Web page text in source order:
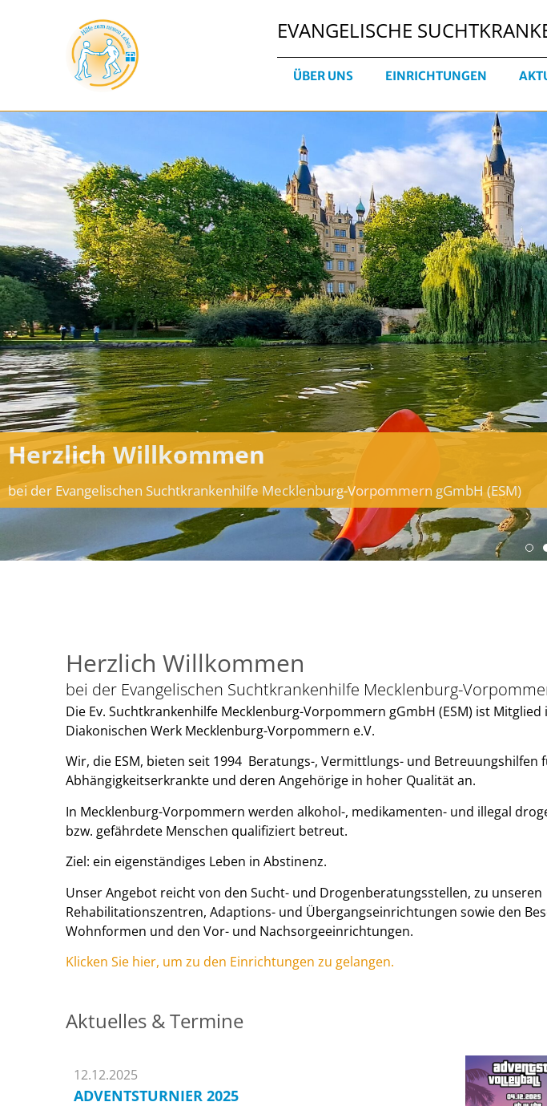
EVANGELISCHE
ÜBER UNS EINRICHTUNGEN
Herzlich Willkommen
bei der Evangelischen Suchtkrankenhilfe Mecklenburg-Vorpommern gGmbH (ESM)
Herzlich Willkommen
bei der Evangelischen Suchtkrankenhilfe Mecklenburg-
Die Ev. Suchtkrankenhilfe Mecklenburg-Vorpommern gGmbH (ESM) ist Mitglied
Diakonischen Werk Mecklenburg-Vorpommern e.V.
Wir, die ESM, bieten seit 1994 Beratungs-, Vermittlungs- und Betreuungshilfen
Abhängigkeitserkrankte und deren Angehörige in hoher Qualität an.
In Mecklenburg-Vorpommern werden alkohol-, medikamenten- und illegal
bzw. gefährdete Menschen qualifiziert betreut.
Ziel: ein eigenständiges Leben in Abstinenz.
Unser Angebot reicht von den Sucht- und Drogenberatungsstellen, zu unseren
Rehabilitationszentren, Adaptions- und Übergangseinrichtungen sowie den
Wohnformen und den Vor- und Nachsorgeeinrichtungen.
Klicken Sie hier, um zu den Einrichtungen zu gelangen.
Aktuelles & Termine
12.12.2025
ADVENTSTURNIER 2025